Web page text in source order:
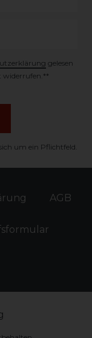
gelesen
widerrufen.**
um ein Pflichtfeld.
AGB